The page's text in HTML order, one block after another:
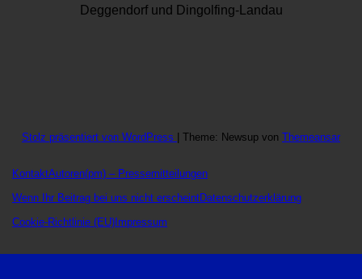
Deggendorf und Dingolfing-Landau
Stolz präsentiert von WordPress Theme: Newsup von Themeansar
KontaktAutoren(pm) – Pressemitteilungen
Wenn Ihr Beitrag bei uns nicht erscheintDatenschutzerklärung
Cookie-Richtlinie (EU) Impressum